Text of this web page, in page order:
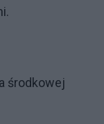
środkowej